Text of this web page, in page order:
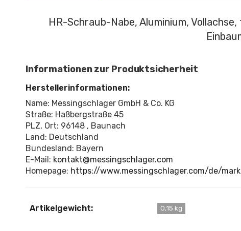
HR-Schraub-Nabe, Aluminium,
Informationen zur Produktsicherheit
Herstellerinformationen:
Name: Messingschlager GmbH & Co. KG
Straße: Haßbergstraße 45
PLZ, Ort: 96148 , Baunach
Land: Deutschland
Bundesland: Bayern
E-Mail: kontakt@messingschlager.com
Homepage: https://www.messingschlager.com/de/
Artikelgewicht: 0,15 kg